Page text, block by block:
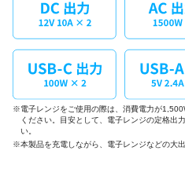
※電子レンジをご使用の際は、消費電力が
ください。目安として、電子レンジの定格出
い。
※本製品を充電しながら、電子レンジなどの大